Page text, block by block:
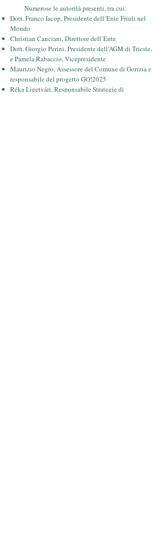
Numerose le autorità presenti, tra cui:
Dott. Franco Iacop, Presidente dell’Ente Friuli nel
Mondo
Christian Canciani, Direttore dell’Ente
Dott. Giorgio Perini, Presidente dell’AGM di Trieste,
e Pamela Rabaccio, Vicepresidente
Maurizio Negro, Assessore del Comune di Gorizia e
responsabile del progetto GO!2025
Réka Ligetvári, Responsabile Strategie di